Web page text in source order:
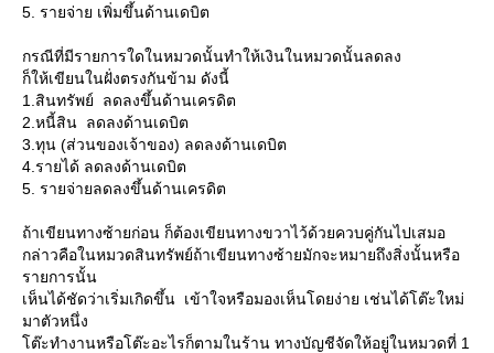
5. รายจ่าย เพิ่มขึ้นด้านเดบิต
กรณีที่มีรายการใดในหมวดนั้นทำให้เงินในหมวดนั้นลดลง
ก็ให้เขียนในฝั่งตรงกันข้าม ดังนี้
1.สินทรัพย์ ลดลงขึ้นด้านเครดิต
2.หนี้สิน ลดลงด้านเดบิต
3.ทุน (ส่วนของเจ้าของ) ลดลงด้านเดบิต
4.รายได้ ลดลงด้านเดบิต
5. รายจ่ายลดลงขึ้นด้านเครดิต
ถ้าเขียนทางซ้ายก่อน ก็ต้องเขียนทางขวาไว้ด้วยควบคู่กันไปเสมอ
กล่าวคือในหมวดสินทรัพย์ถ้าเขียนทางซ้ายมักจะหมายถึงสิ่งนั้นหรือ
รายการนั้น
เห็นได้ชัดว่าเริ่มเกิดขึ้น เข้าใจหรือมองเห็นโดยง่าย เช่นได้โต๊ะใหม่
มาตัวหนึ่ง
ต๊ะทำงานหรือโต๊ะอะไรก็ตามในร้าน ทางบัญชีจัดให้อยู่ในหมวดที่ 1